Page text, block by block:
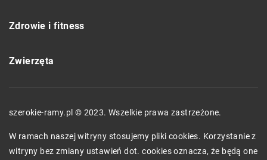
Zdrowie i fitness
Zwierzęta
szerokie-ramy.pl © 2023. Wszelkie prawa zastrzeżone.
W ramach naszej witryny stosujemy pliki cookies. Korzystanie z
witryny bez zmiany ustawień dot. cookies oznacza, że będą one